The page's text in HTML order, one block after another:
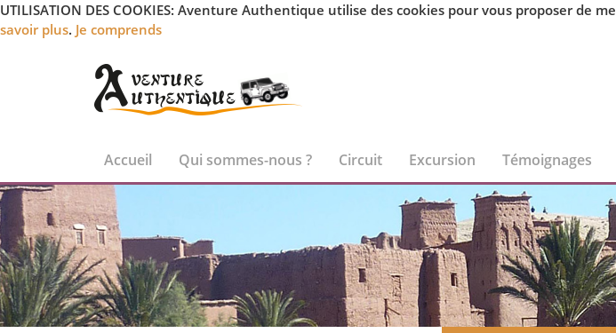
UTILISATION DES COOKIES: Aventure Authentique utilise des cookies pour vous proposer de
savoir plus. Je comprends
Accueil Qui sommes-nous ? Circuit Excursion Témoignages